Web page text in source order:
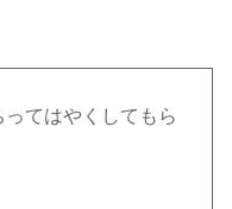
てはやくしてもら